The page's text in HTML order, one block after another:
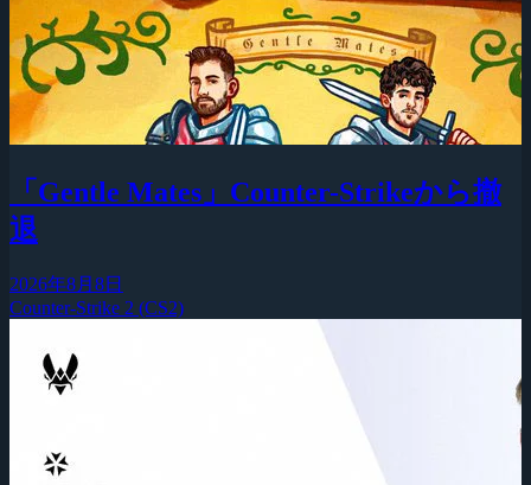
「Gentle Mates」Counter-Strikeから撤
退
2026年8月8日
Counter-Strike 2 (CS2)